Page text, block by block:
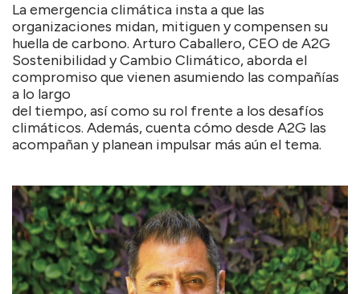
La emergencia climática insta a que las
organizaciones midan, mitiguen y compensen su
huella de carbono. Arturo Caballero, CEO de A2G
Sostenibilidad y Cambio Climático, aborda el
compromiso que vienen asumiendo las compañías
a lo largo
del tiempo, así como su rol frente a los desafíos
climáticos. Además, cuenta cómo desde A2G las
acompañan y planean impulsar más aún el tema.